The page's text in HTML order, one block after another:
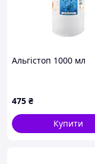
Альгістоп 1000 мл
475 ₴
Купити